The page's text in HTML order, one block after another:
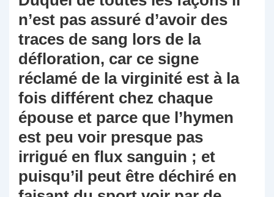
n’est pas assuré d’avoir des
traces de sang lors de la
défloration, car ce signe
réclamé de la virginité est à la
fois différent chez chaque
épouse et parce que l’hymen
est peu voir presque pas
irrigué en flux sanguin ; et
puisqu’il peut être déchiré en